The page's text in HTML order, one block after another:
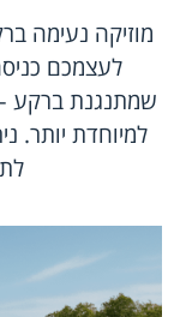
מוזיקה נעימה
לעצמכם
שמתנגנת ברקע
למיוחדת יותר.